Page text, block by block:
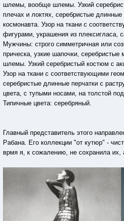
шлемы, вообще шлемы. Узкий
плечах и локтях, серебристые
космонавта. Узор на ткани с
фигурами, украшения из плексигласа,
Мужчины: строго симметричная или
прическа, узкие шапочки,
шлемы. Узкий серебристый костюм с
Узор на ткани с соответствующими
серебристые длинные перчатки с
цвета, с тупыми носами, на толстой
Типичные цвета: серебряный.
Главный представитель этого
Рабана. Его коллекции "от кутюр" -
врмя я, к сожалению, не сохранила их,